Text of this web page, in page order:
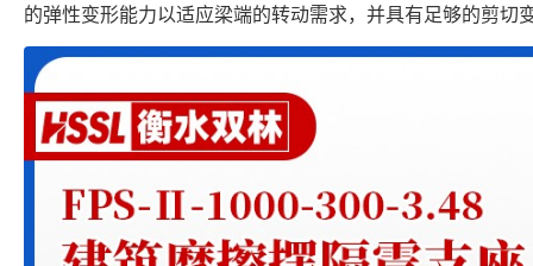
的弹性变形能力以适应梁端的转动需求，并具有足够的剪切